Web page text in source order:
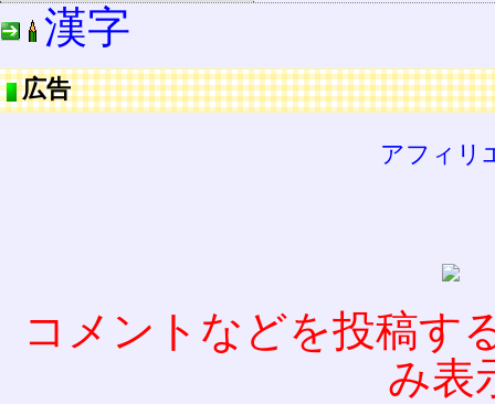
漢字
広告
アフィリ
コメントなどを投稿す
み表